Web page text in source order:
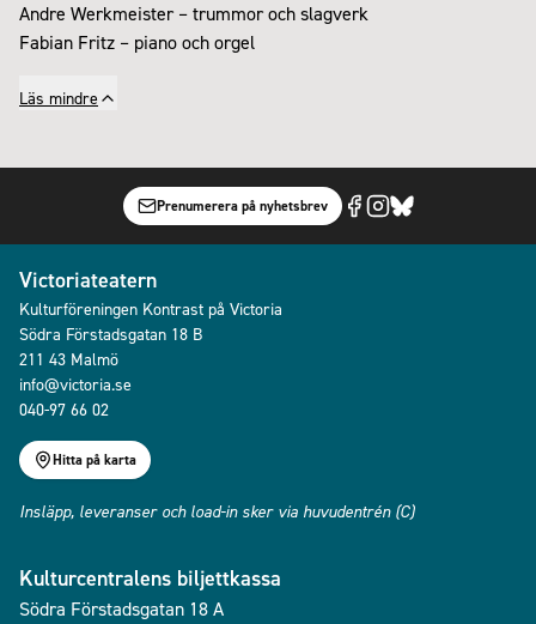
Andre Werkmeister – trummor och slagverk
Fabian Fritz – piano och orgel
Läs mindre
Prenumerera på nyhetsbrev
Victoriateatern
Kulturföreningen Kontrast på Victoria
Södra Förstadsgatan 18 B
211 43 Malmö
info@victoria.se
040-97 66 02
Hitta på karta
Insläpp, leveranser och load-in sker via huvudentrén (C)
Kulturcentralens biljettkassa
Södra Förstadsgatan 18 A